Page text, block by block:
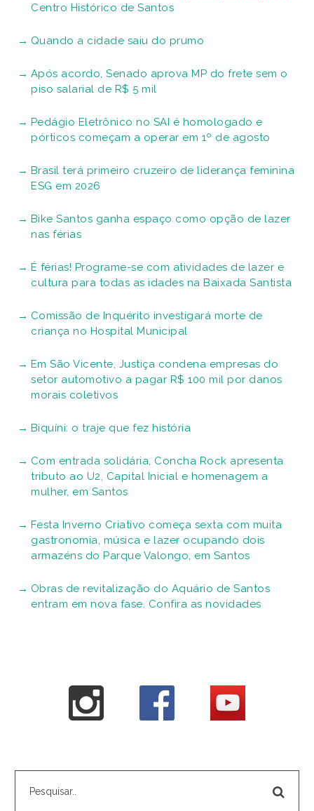
Centro Histórico de Santos
Quando a cidade saiu do prumo
Após acordo, Senado aprova MP do frete sem o
piso salarial de R$ 5 mil
Pedágio Eletrônico no SAI é homologado e
pórticos começam a operar em 1º de agosto
Brasil terá primeiro cruzeiro de liderança feminina
ESG em 2026
Bike Santos ganha espaço como opção de lazer
nas férias
É férias! Programe-se com atividades de lazer e
cultura para todas as idades na Baixada Santista
Comissão de Inquérito investigará morte de
criança no Hospital Municipal
Em São Vicente, Justiça condena empresas do
setor automotivo a pagar R$ 100 mil por danos
morais coletivos
Biquíni: o traje que fez história
Com entrada solidária, Concha Rock apresenta
tributo ao U2, Capital Inicial e homenagem a
mulher, em Santos
Festa Inverno Criativo começa sexta com muita
gastronomia, música e lazer ocupando dois
armazéns do Parque Valongo, em Santos
Obras de revitalização do Aquário de Santos
entram em nova fase. Confira as novidades